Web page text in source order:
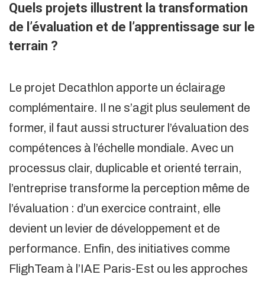
Quels projets illustrent la transformation
de l’évaluation et de l’apprentissage sur le
terrain ?
Le projet Decathlon apporte un éclairage
complémentaire. Il ne s’agit plus seulement de
former, il faut aussi structurer l’évaluation des
compétences à l’échelle mondiale. Avec un
processus clair, duplicable et orienté terrain,
l’entreprise transforme la perception même de
l’évaluation : d’un exercice contraint, elle
devient un levier de développement et de
performance. Enfin, des initiatives comme
FlighTeam à l’IAE Paris-Est ou les approches